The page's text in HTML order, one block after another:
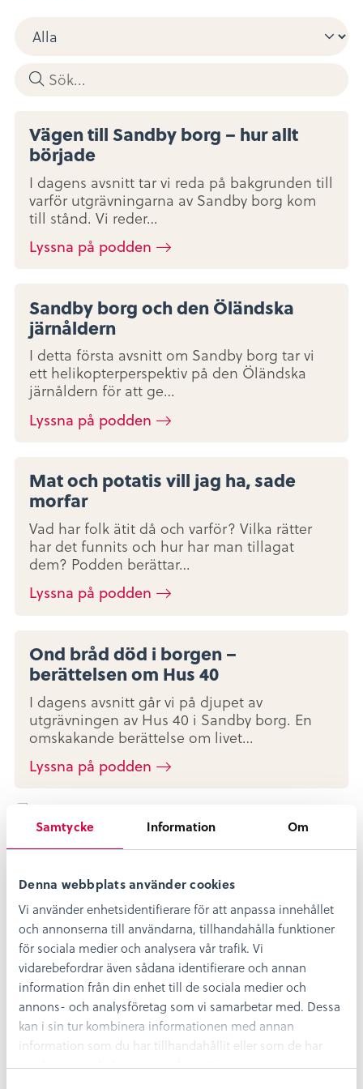
Samtycke Information Om
Denna webbplats använder cookies
Vi använder enhetsidentifierare för att anpassa innehållet
och annonserna till användarna, tillhandahålla funktioner
för sociala medier och analysera vår trafik. Vi
vidarebefordrar även sådana identifierare och annan
information från din enhet till de sociala medier och
annons- och analysföretag som vi samarbetar med. Dessa
kan i sin tur kombinera informationen med annan
information som du har tillhandahållit eller som de har
samlat in när du har använt deras tjänster.
Vägen till Sandby borg – hur allt
började
I dagens avsnitt tar vi reda på bakgrunden till
varför utgrävningarna av Sandby borg kom
till stånd. Vi reder…
Lyssna på podden
Sandby borg och den Öländska
järnåldern
I detta första avsnitt om Sandby borg tar vi
ett helikopterperspektiv på den Öländska
järnåldern för att ge…
Lyssna på podden
Mat och potatis vill jag ha, sade
morfar
Vad har folk ätit då och varför? Vilka rätter
har det funnits och hur har man tillagat
dem? Podden berättar…
Lyssna på podden
Ond bråd död i borgen –
berättelsen om Hus 40
I dagens avsnitt går vi på djupet av
utgrävningen av Hus 40 i Sandby borg. En
omskakande berättelse om livet…
Lyssna på podden
Fritz Börjesson (1908-2003) – En
öländsk brobyggare
Redan i unga år formulerade Fritz Börjesson
tankegångar om en fast landförbindelse
mellan Öland och Kalmarkusten….
Lyssna på podden
Författarinnan Margit Friberg